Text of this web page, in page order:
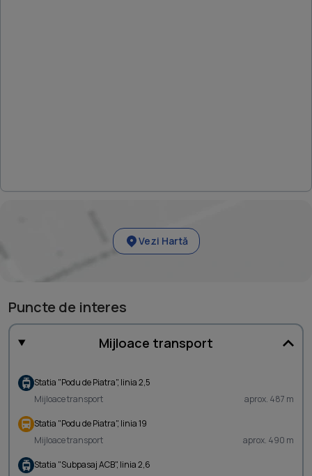
Vezi Hartă
Puncte de interes
Mijloace transport
Statia "Podu de Piatra", linia 2,5
Mijloace transport
aprox. 487 m
Statia "Podu de Piatra", linia 19
Mijloace transport
aprox. 490 m
Statia "Subpasaj ACB", linia 2,6